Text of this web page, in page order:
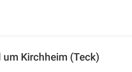
Kirchheim (Teck)